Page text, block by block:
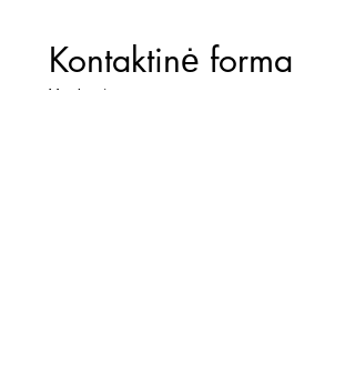
Kontaktinė forma
Vardas *